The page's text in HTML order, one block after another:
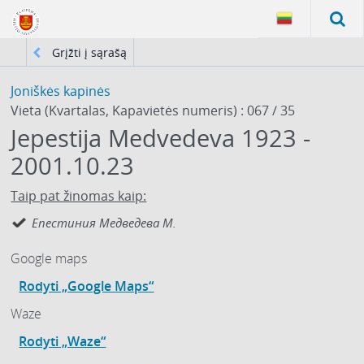
Grįžti į sąrašą
Joniškės kapinės
Vieta (Kvartalas, Kapavietės numeris) : 067 / 35
Jepestija Medvedeva 1923 -
2001.10.23
Taip pat žinomas kaip:
Епестиния Медведева М.
Google maps
Rodyti „Google Maps“
Waze
Rodyti „Waze“